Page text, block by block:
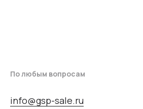
По любым вопросам
info@gsp-sale.ru